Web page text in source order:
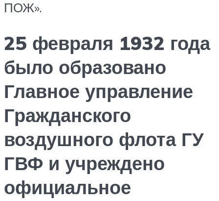
ПОЖ».
25 февраля 1932 года
было образовано
Главное управление
Гражданского
воздушного флота ГУ
ГВФ и учреждено
официальное